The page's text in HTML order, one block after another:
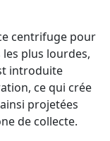
centrifuge pour
les plus lourdes,
introduite
ce qui crée
projetées
de collecte.